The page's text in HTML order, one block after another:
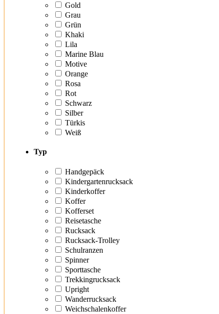
Gold
Grau
Grün
Khaki
Lila
Marine Blau
Motive
Orange
Rosa
Rot
Schwarz
Silber
Türkis
Weiß
Typ
Handgepäck
Kindergartenrucksack
Kinderkoffer
Koffer
Kofferset
Reisetasche
Rucksack
Rucksack-Trolley
Schulranzen
Spinner
Sporttasche
Trekkingrucksack
Upright
Wanderrucksack
Weichschalenkoffer